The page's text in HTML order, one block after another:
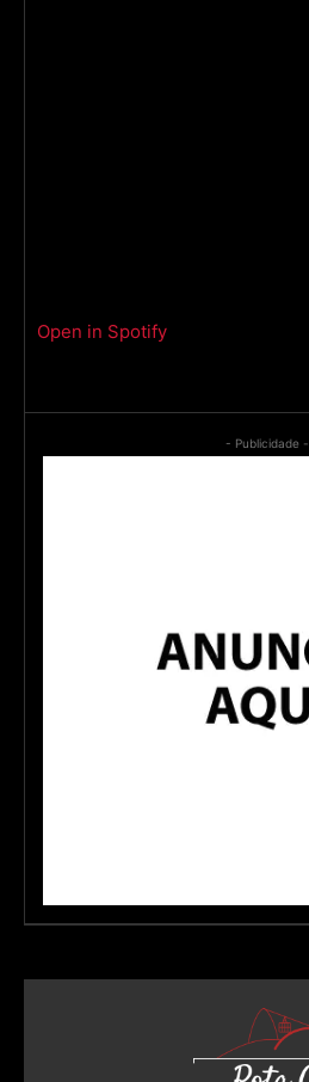
Open in Spotify
- Publicidade -